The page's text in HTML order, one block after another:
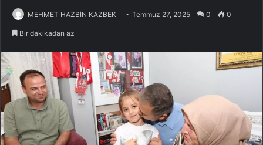
MEHMET HAZBİN KAZBEK Temmuz 27, 2025 0 0
Bir dakikadan az